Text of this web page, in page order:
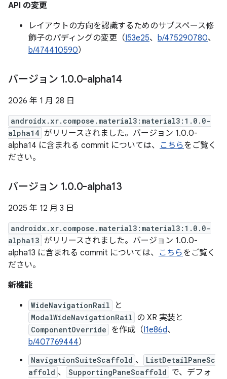
API の変更
レイアウトの方向を認識するためのサブスペース修
飾子のパディングの変更（I53e25、 b/475290780、
b/474410590）
バージョン 1.0.0-alpha14
2026 年 1 月 28 日
androidx.xr.compose.material3:material3:1.0.0-
alpha14 がリリースされました。バージョン 1.0.0-
alpha14 に含まれる commit については、 こちらをご覧く
ださい。
バージョン 1.0.0-alpha13
2025 年 12 月 3 日
androidx.xr.compose.material3:material3:1.0.0-
alpha13 がリリースされました。バージョン 1.0.0-
alpha13 に含まれる commit については、 こちらをご覧く
ださい。
新機能
WideNavigationRail と
ModalWideNavigationRail の XR 実装と
ComponentOverride を作成（I1e86d、
b/407769444）
NavigationSuiteScaffold 、
ListDetailPaneSc
affold 、 SupportingPaneScaffold で、デフォ